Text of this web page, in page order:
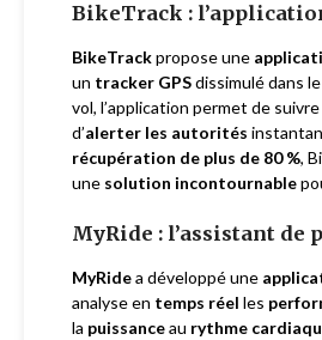
BikeTrack :
BikeTrackpropose une
un tracker GPSdissimulé dans le
vol, l’application permet de
d’alerter les autorités
récupération de plus de 80 %,
une solution incontournable
MyRide : l’assistant de
MyRidea développé une
analyse en temps réel les
la puissanceau rythme